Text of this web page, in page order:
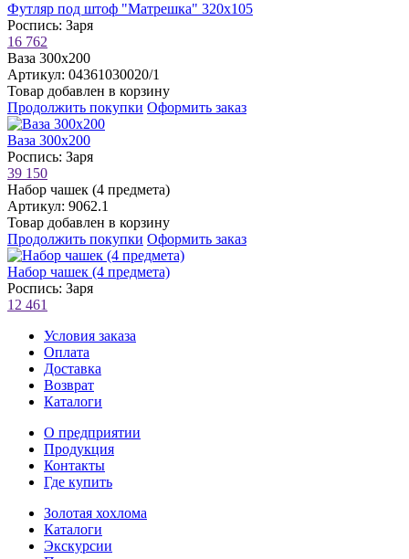
Футляр под штоф "Матрешка" 320х105
Роспись: Заря
16 762
Ваза 300х200
Артикул: 04361030020/1
Товар добавлен в корзину
Продолжить покупки Оформить заказ
Ваза 300х200
Роспись: Заря
39 150
Набор чашек (4 предмета)
Артикул: 9062.1
Товар добавлен в корзину
Продолжить покупки Оформить заказ
Набор чашек (4 предмета)
Роспись: Заря
12 461
Условия заказа
Оплата
Доставка
Возврат
Каталоги
О предприятии
Продукция
Контакты
Где купить
Золотая хохлома
Каталоги
Экскурсии